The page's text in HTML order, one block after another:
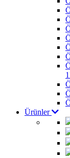
Ürünler